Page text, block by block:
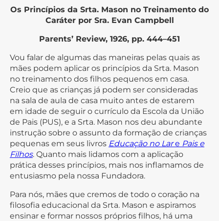
Os Princípios da Srta. Mason no Treinamento do
Caráterpor Sra. Evan Campbell
Parents’ Review, 1926, pp. 444–451
Vou falar de algumas das maneiras pelas quais as
mães podem aplicar os princípios da Srta. Mason
no treinamento dos filhos pequenos em casa.
Creio que as crianças já podem ser consideradas
na sala de aula de casa muito antes de estarem
em idade de seguir o currículo da Escola da União
de Pais (PUS), e a Srta. Mason nos deu abundante
instrução sobre o assunto da formação de crianças
pequenas em seus livros Educação no Lare Pais e
Filhos. Quanto mais lidamos com a aplicação
prática desses princípios, mais nos inflamamos de
entusiasmo pela nossa Fundadora.
Para nós, mães que cremos de todo o coração na
filosofia educacional da Srta. Mason e aspiramos
ensinar e formar nossos próprios filhos, há uma